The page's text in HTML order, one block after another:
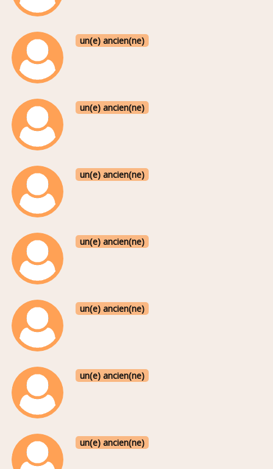
un(e) ancien(ne)
un(e) ancien(ne)
un(e) ancien(ne)
un(e) ancien(ne)
un(e) ancien(ne)
un(e) ancien(ne)
un(e) ancien(ne)